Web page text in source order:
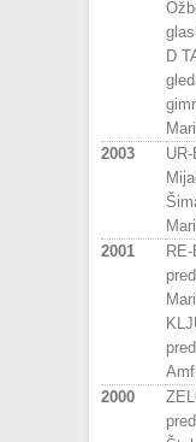
D
2003
2001
2000